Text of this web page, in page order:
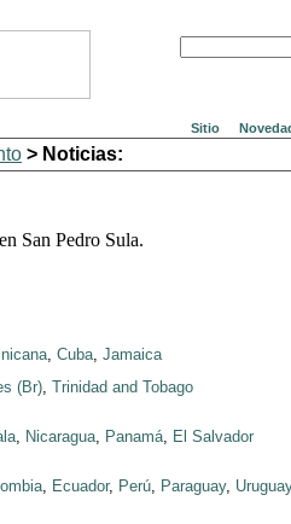
Sitio
> Noticias:
San Pedro Sula.
, Cuba, Jamaica
(Br), Trinidad and Tobago
, Nicaragua, Panamá, El Salvador
, Ecuador, Perú, Paraguay, Uruguay